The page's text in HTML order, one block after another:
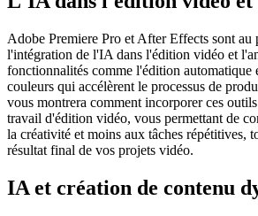
Adobe Premiere Pro et After Effects sont au
l'intégration de l'IA dans l'édition vidéo et
fonctionnalités comme l'édition automatique
couleurs qui accélèrent le processus de
vous montrera comment incorporer ces
travail d'édition vidéo, vous permettant de
la créativité et moins aux tâches répétitives,
résultat final de vos projets vidéo.
IA et création de contenu